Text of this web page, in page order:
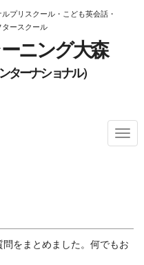
プリスクール・こども英会話・
タースクール
ニング大森
ターナショナル）
ナ
ビ
をまとめました。何でもお